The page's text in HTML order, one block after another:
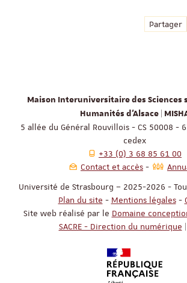
Partager
Maison Interuniversitaire des Sciences
Humanités d'Alsace |
5 allée du Général Rouvillois - CS 50008 -
cedex
+33 (0) 3 68 85 61 00
Contact et accès
Université de Strasbourg – 2025-2026 -
Plan du site - Mentions légales-
Site web réalisé par le Domaine
SACRE - Direction du numérique